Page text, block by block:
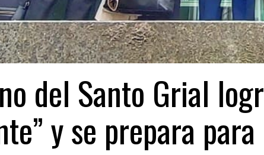
del Santo Grial
y se prepara